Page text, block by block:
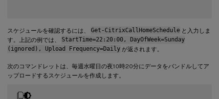
スケジュールを確認するには、 Get-CitrixCallHomeSchedule と入力しま
す。上記の例では、
StartTime=22:20:00, DayOfWeek=Sunday
(ignored), Upload Frequency=Daily が返されます。
次のコマンドレットは、毎週水曜日の夜10時20分にデータをバンドルしてア
ップロードするスケジュールを作成します。